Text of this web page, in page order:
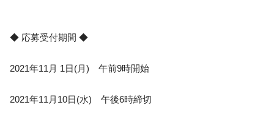
◆ 応募受付期間 ◆
2021年11月 1日(月) 午前9時開始
2021年11月10日(水) 午後6時締切